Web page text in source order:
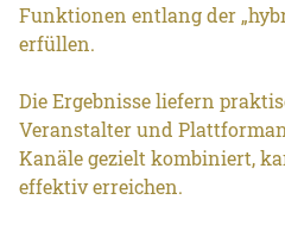
Funktionen entlang der
erfüllen.
Die Ergebnisse liefern
Veranstalter und
Kanäle gezielt kombiniert,
effektiv erreichen.